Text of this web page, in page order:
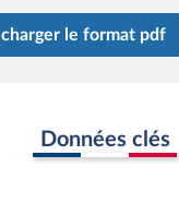
le format pdf
Données clés